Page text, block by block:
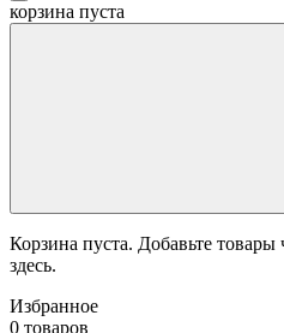
корзина пуста
Корзина пуста. Добавьте
здесь.
Избранное
0 товаров